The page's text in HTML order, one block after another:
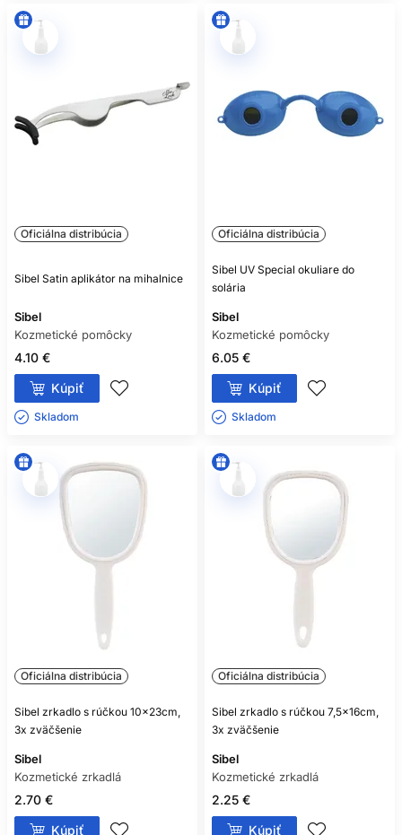
Oficiálna distribúcia
Sibel Satin aplikátor na mihalnice
Sibel
Kozmetické pomôcky
4.10 €
Kúpiť
Skladom ㅤ
Oficiálna distribúcia
Sibel UV Special okuliare do
solária
Sibel
Kozmetické pomôcky
6.05 €
Kúpiť
Skladom ㅤ
Oficiálna distribúcia
Sibel zrkadlo s rúčkou 10x23cm,
3x zväčšenie
Sibel
Kozmetické zrkadlá
2.70 €
Kúpiť
Oficiálna distribúcia
Sibel zrkadlo s rúčkou 7,5x16cm,
3x zväčšenie
Sibel
Kozmetické zrkadlá
2.25 €
Kúpiť